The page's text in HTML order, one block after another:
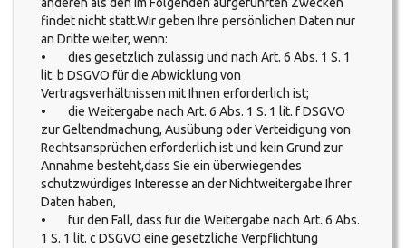
findet nicht statt.Wir geben Ihre persönlichen Daten nur
an Dritte weiter, wenn:
• dies gesetzlich zulässig und nach Art. 6 Abs. 1 S. 1
lit. b DSGVO für die Abwicklung von
Vertragsverhältnissen mit Ihnen erforderlich ist;
• die Weitergabe nach Art. 6 Abs. 1 S. 1 lit. f DSGVO
zur Geltendmachung, Ausübung oder Verteidigung von
Rechtsansprüchen erforderlich ist und kein Grund zur
Annahme besteht,dass Sie ein überwiegendes
schutzwürdiges Interesse an der Nichtweitergabe Ihrer
Daten haben,
• für den Fall, dass für die Weitergabe nach Art. 6 Abs.
1 S. 1 lit. c DSGVO eine gesetzliche Verpflichtung